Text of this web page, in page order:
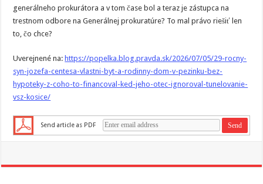
generálneho prokurátora a v tom čase bol a teraz je zástupca na
trestnom odbore na Generálnej prokuratúre? To mal právo riešiť len
to, čo chce?
Uverejnené na: https://popelka.blog.pravda.sk/2026/07/05/29-rocny-
syn-jozefa-centesa-vlastni-byt-a-rodinny-dom-v-pezinku-bez-
hypoteky-z-coho-to-financoval-ked-jeho-otec-ignoroval-tunelovanie-
vsz-kosice/
Send article as PDF